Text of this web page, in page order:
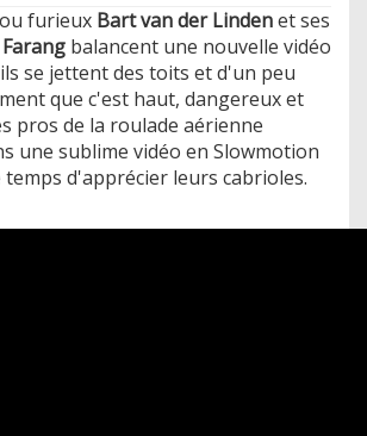
furieux Bart van der Lindenet ses
Farang balancent une nouvelle vidéo
se jettent des toits et d'un peu
que c'est haut, dangereux et
pros de la roulade aérienne
une sublime vidéo en Slowmotion
d'apprécier leurs cabrioles.